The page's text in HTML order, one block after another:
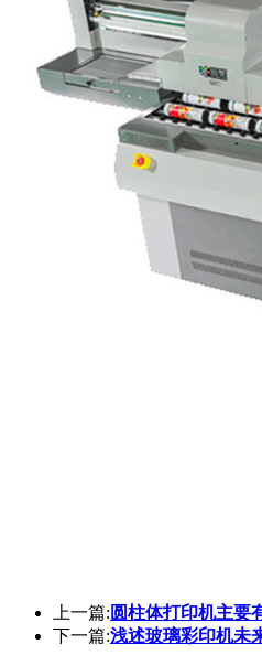
上一篇: 圆柱体打印机主要
下一篇:浅述玻璃彩印机未